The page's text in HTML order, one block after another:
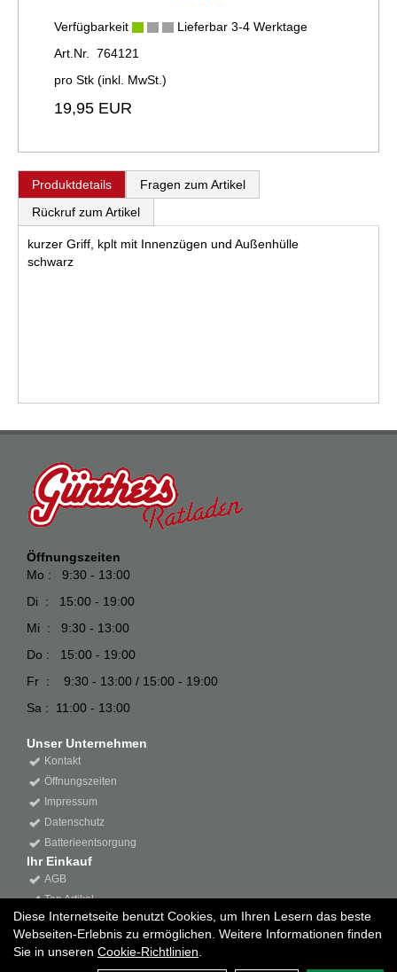
Verfügbarkeit
Lieferbar 3-4 Werktage
Art.Nr. 764121
pro Stk (inkl. MwSt.)
19,95 EUR
Produktdetails
Fragen zum Artikel
Rückruf zum Artikel
kurzer Griff, kplt mit Innenzügen und Außenhülle
schwarz
Öffnungszeiten
Mo : 9:30 - 13:00
Di : 15:00 - 19:00
Mi : 9:30 - 13:00
Do : 15:00 - 19:00
Fr : 9:30 - 13:00 / 15:00 - 19:00
Sa : 11:00 - 13:00
Unser Unternehmen
Kontakt
Öffnungszeiten
Impressum
Datenschutz
Batterieentsorgung
Ihr Einkauf
AGB
Top Artikel
Diese Internetseite benutzt Cookies, um Ihren Lesern das beste
Webseiten-Erlebnis zu ermöglichen. Weitere Informationen finden
Sie in unseren Cookie-Richtlinien